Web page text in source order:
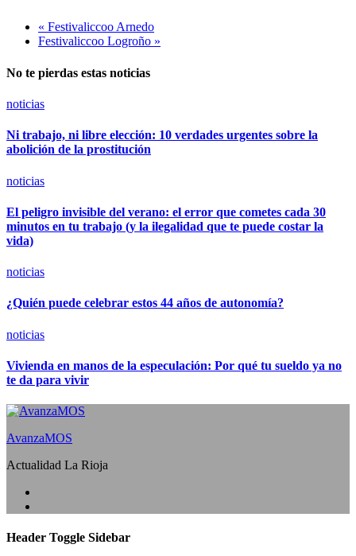
« Festivaliccoo Arnedo
Festivaliccoo Logroño »
No te pierdas estas noticias
noticias
Ni trabajo, ni libre elección: 10 verdades urgentes sobre la
abolición de la prostitución
noticias
El peligro invisible del verano: el error que cometes cada 30
minutos en tu trabajo (y la ilegalidad que te puede costar la
vida)
noticias
¿Quién puede celebrar estos 44 años de autonomía?
noticias
Vivienda en manos de la especulación: Por qué tu sueldo ya no
te da para vivir
AvanzaMOS
Actualidad La Rioja
Header Toggle Sidebar